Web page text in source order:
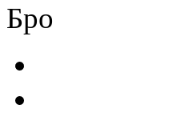
Бро